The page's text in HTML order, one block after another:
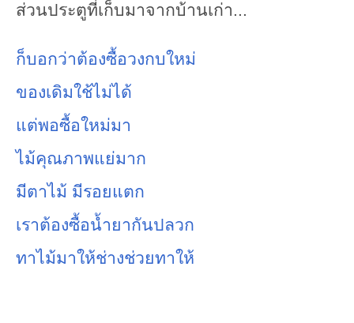
ส่วนประตูที่เก็บมาจากบ้านเก่า...
ก็บอกว่าต้องซื้อวงกบใหม่
ของเดิมใช้ไม่ได้
แต่พอซื้อใหม่มา
ไม้คุณภาพแย่มาก
มีตาไม้ มีรอยแตก
เราต้องซื้อน้ำยากันปลวก
ทาไม้มาให้ช่างช่วยทาให้